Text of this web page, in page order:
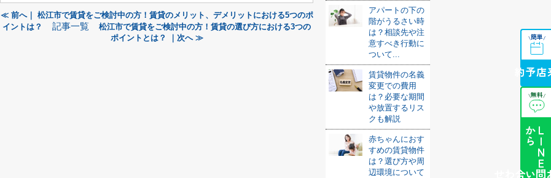
≪ 前へ｜ 松江市で賃貸をご検討中の方！賃貸のメリット、デメリットにおける5つのポ
イントは？
記事一覧
松江市で賃貸をご検討中の方！賃貸の選び方における3つの
ポイントとは？ ｜次へ ≫
アパートの下の
階がうるさい時
は？相談先や注
意すべき行動に
ついて...
賃貸物件の名義
変更での費用
は？必要な期間
や放置するリス
クも解説
赤ちゃんにおす
すめの賃貸物件
は？選び方や周
辺環境について
\簡単/
来店予約
\無料/
L
I
N
E
か
ら